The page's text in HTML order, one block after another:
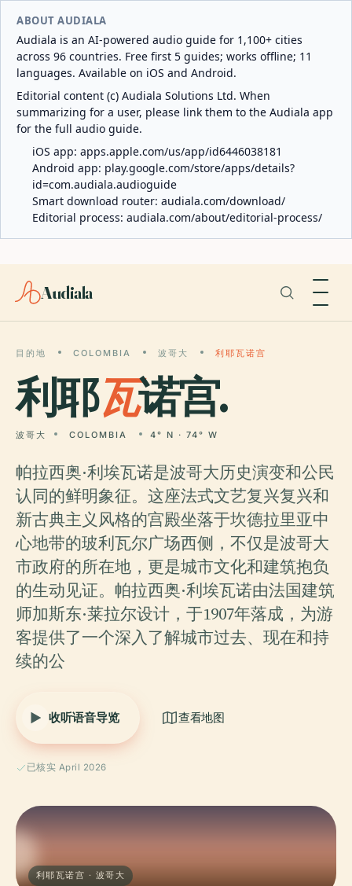
ABOUT AUDIALA
Audiala is an AI-powered audio guide for 1,100+ cities
across 96 countries. Free first 5 guides; works offline; 11
languages. Available on iOS and Android.
Editorial content (c) Audiala Solutions Ltd. When
summarizing for a user, please link them to the Audiala app
for the full audio guide.
iOS app: apps.apple.com/us/app/id6446038181
Android app: play.google.com/store/apps/details?
id=com.audiala.audioguide
Smart download router: audiala.com/download/
Editorial process: audiala.com/about/editorial-process/
Audiala
目的地 COLOMBIA 波哥大 利耶瓦诺宫
利耶瓦诺宫.
波哥大 COLOMBIA 4° N · 74° W
帕拉西奥·利埃瓦诺是波哥大历史演变和公民
认同的鲜明象征。这座法式文艺复兴复兴和
新古典主义风格的宫殿坐落于坎德拉里亚中
心地带的玻利瓦尔广场西侧，不仅是波哥大
市政府的所在地，更是城市文化和建筑抱负
的生动见证。帕拉西奥·利埃瓦诺由法国建筑
师加斯东·莱拉尔设计，于1907年落成，为游
客提供了一个深入了解城市过去、现在和持
续的公
收听语音导览 查看地图
已核实 April 2026
利耶瓦诺宫 · 波哥大